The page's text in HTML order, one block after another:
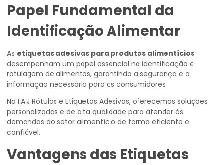
Papel Fundamental da
Identificação Alimentar
As etiquetas adesivas para produtos alimentícios
desempenham um papel essencial na identificação e
rotulagem de alimentos, garantindo a segurança e a
informação necessária para os consumidores.
Na I.A.J Rótulos e Etiquetas Adesivas, oferecemos soluções
personalizadas e de alta qualidade para atender às
demandas do setor alimentício de forma eficiente e
confiável.
Vantagens das Etiquetas